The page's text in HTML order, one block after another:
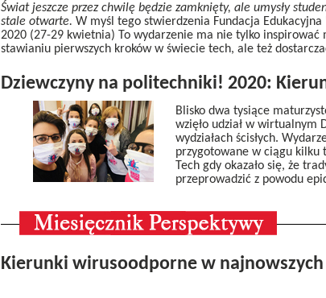
Świat jeszcze przez chwilę będzie zamknięty, ale umysły
stale otwarte. W myśl tego stwierdzenia Fundacja
2020 (27-29 kwietnia) To wydarzenie ma nie tylko
stawianiu pierwszych kroków w świecie tech, ale też
Dziewczyny na politechniki! 2020:
Blisko dwa tysiące
wzięło udział w
wydziałach ścisłych.
przygotowane w ciągu kilku
Tech gdy okazało się, że
przeprowadzić z powodu
Kierunki wirusoodporne w